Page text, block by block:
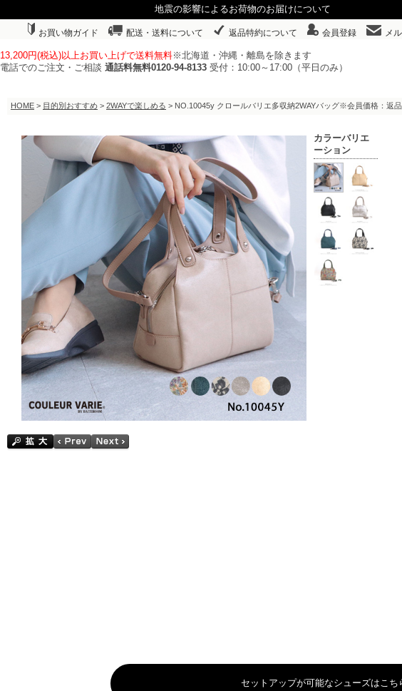
地震の影響によるお荷物のお届けについて
お買い物ガイド 配送・送料について 返品特約について 会員登録 メ
13,200円(税込)以上お買い上げで送料無料※北海道・沖縄・離島を除きます
電話でのご注文・ご相談 通話料無料0120-94-8133 受付：10:00～17:00（平日のみ）
HOME > 目的別おすすめ > 2WAYで楽しめる > NO.10045y クロールバリエ多収納2WAYバッグ※会員価格：返
カラーバリエ
ーション
セットアップが可能なシューズはこち